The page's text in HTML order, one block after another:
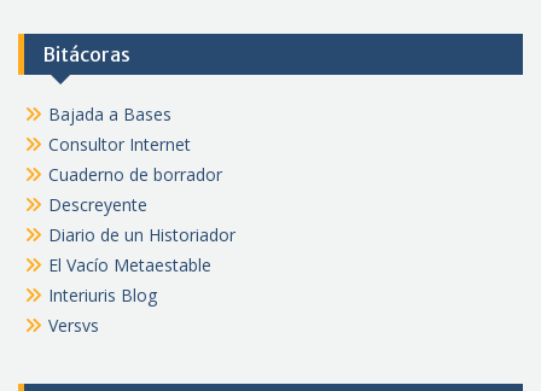
Bitácoras
Bajada a Bases
Consultor Internet
Cuaderno de borrador
Descreyente
Diario de un Historiador
El Vacío Metaestable
Interiuris Blog
Versvs